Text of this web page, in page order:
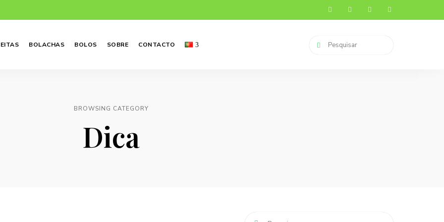
BOLACHAS BOLOS SOBRE CONTACTO
BROWSING CATEGORY
Dica